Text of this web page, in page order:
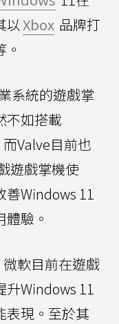
以 Xbox 品牌打
系統的遊戲掌
不如搭載
而Valve目前也
遊戲掌機使
Windows 11
驗。
微軟目前在遊戲
Windows 11
表現。至於其